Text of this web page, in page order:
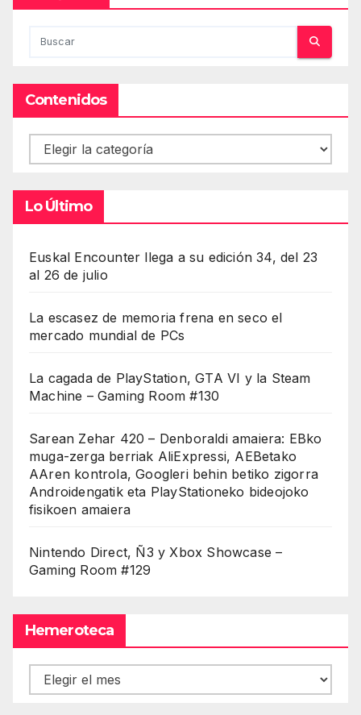
Contenidos
Contenidos
Lo Último
Euskal Encounter llega a su edición 34, del 23
al 26 de julio
La escasez de memoria frena en seco el
mercado mundial de PCs
La cagada de PlayStation, GTA VI y la Steam
Machine – Gaming Room #130
Sarean Zehar 420 – Denboraldi amaiera: EBko
muga-zerga berriak AliExpressi, AEBetako
AAren kontrola, Googleri behin betiko zigorra
Androidengatik eta PlayStationeko bideojoko
fisikoen amaiera
Nintendo Direct, Ñ3 y Xbox Showcase –
Gaming Room #129
Hemeroteca
Hemeroteca